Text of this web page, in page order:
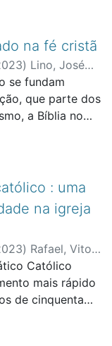
Nabal e tudo
da
com o
na fé cristã
) Lino, José
Educação e
se fundam
que parte dos
a Bíblia no
também incluem
: uma
na igreja
) Rafael, Vitor
Sociais,
Católico
mais rápido
de cinquenta
de católicos